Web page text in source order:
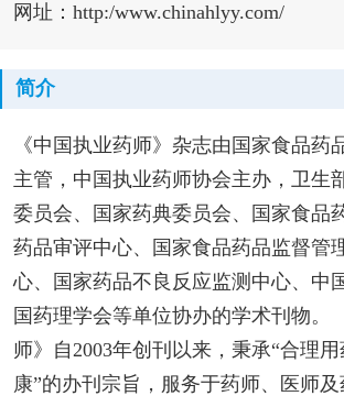
网址：http:/www.chinahlyy.com/
简介
《中国执业药师》杂志由国家食品药
主管，中国执业药师协会主办，卫生
委员会、国家药典委员会、国家食品
药品审评中心、国家食品药品监督管
心、国家药品不良反应监测中心、中
国药理学会等单位协办的学术刊物。
师》自2003年创刊以来，秉承“合理
康”的办刊宗旨，服务于药师、医师